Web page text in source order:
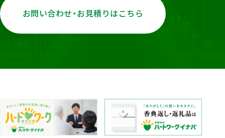
お問い合わせ・お見積りはこちら